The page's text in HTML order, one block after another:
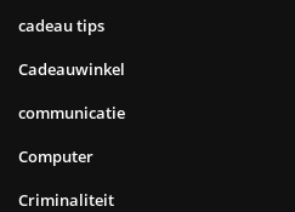
cadeau tips
Cadeauwinkel
communicatie
Computer
Criminaliteit